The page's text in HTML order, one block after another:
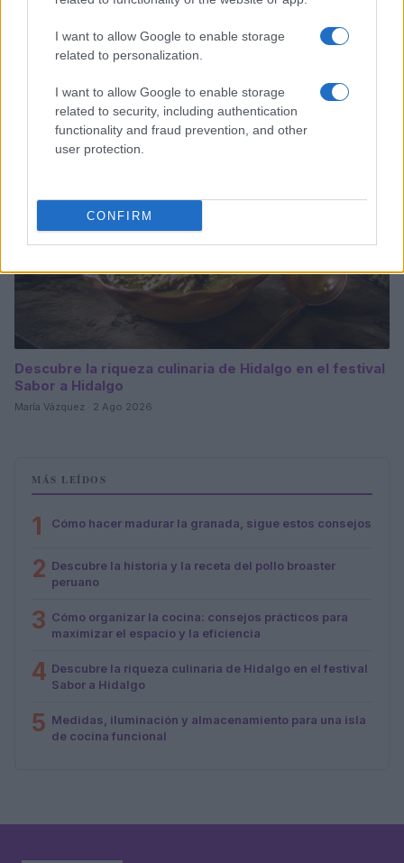
I want to allow Google to enable storage
related to personalization.
I want to allow Google to enable storage
related to security, including authentication
functionality and fraud prevention, and other
user protection.
CONFIRM
Trucos de cocina tradicionales para platos deliciosos
y rápidos
CONSEJOS DE COCINA
Descubre la riqueza culinaria de Hidalgo en el festival
Sabor a Hidalgo
María Vázquez · 2 Ago 2026
MÁS LEÍDOS
1 Cómo hacer madurar la granada, sigue estos consejos
2 Descubre la historia y la receta del pollo broaster
peruano
3 Cómo organizar la cocina: consejos prácticos para
maximizar el espacio y la eficiencia
4 Descubre la riqueza culinaria de Hidalgo en el festival
Sabor a Hidalgo
5 Medidas, iluminación y almacenamiento para una isla
de cocina funcional